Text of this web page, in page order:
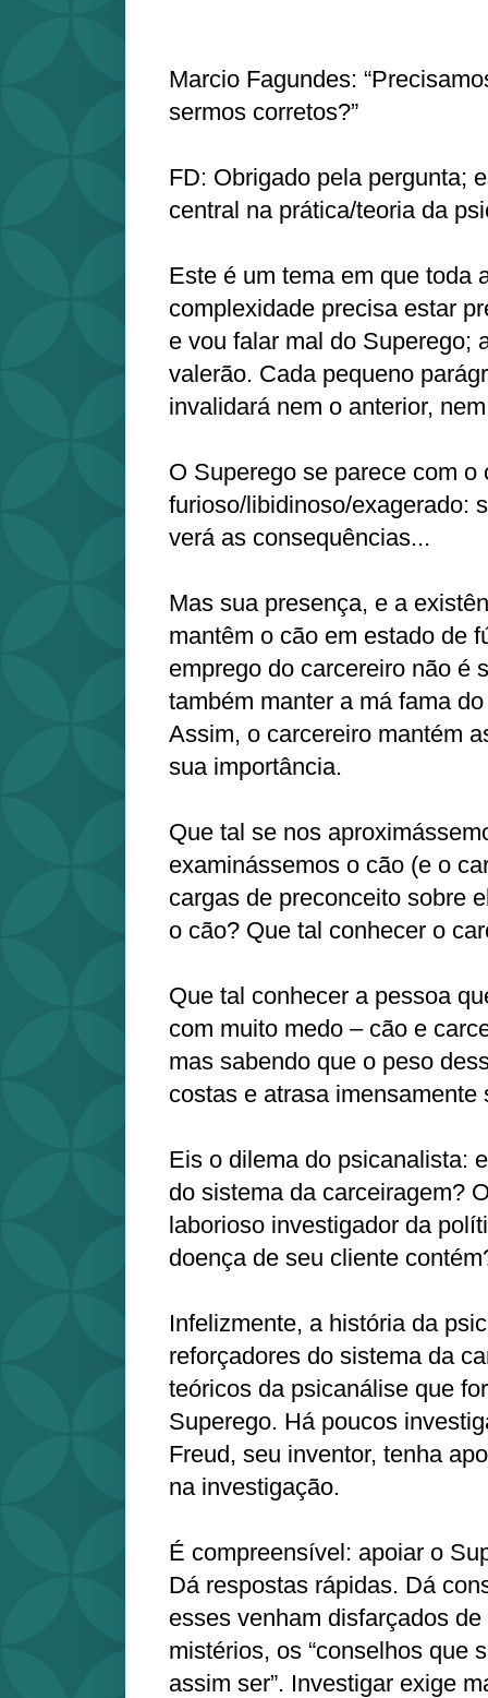
Marcio Fagundes:
sermos corretos?”
FD: Obrigado pela pergunta;
central na prática/teoria da
Este é um tema em que toda
complexidade precisa estar
e vou falar mal do Superego;
valerão. Cada pequeno
invalidará nem o anterior,
O Superego se parece com o
furioso/libidinoso/exagerado:
verá as consequências...
Mas sua presença, e a
mantêm o cão em estado de
emprego do carcereiro não é
também manter a má fama
Assim, o carcereiro mantém
sua importância.
Que tal se nos
examinássemos o cão (e o
cargas de preconceito sobre
o cão? Que tal conhecer o
Que tal conhecer a pessoa
com muito medo – cão e
mas sabendo que o peso
costas e atrasa imensamente
Eis o dilema do psicanalista:
do sistema da carceiragem?
laborioso investigador da
doença de seu cliente
Infelizmente, a história da
reforçadores do sistema da
teóricos da psicanálise que
Superego. Há poucos
Freud, seu inventor, tenha
na investigação.
É compreensível: apoiar o
Dá respostas rápidas. Dá
esses venham disfarçados
mistérios, os “conselhos que
assim ser”. Investigar exige